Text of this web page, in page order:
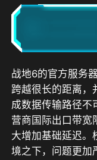
战地6的官方服务
跨越很长的距离，
成数据传输路径不
营商国际出口带宽
大增加基础延迟。
境之下，问题更加